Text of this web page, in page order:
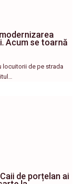
Acum se toarnă
locuitorii de pe strada
de porțelan ai